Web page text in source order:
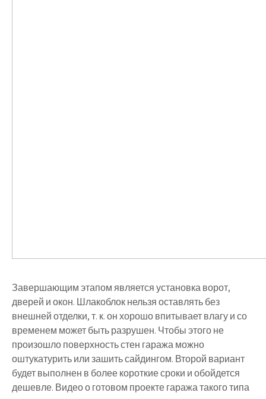
Завершающим этапом является установка ворот,
дверей и окон. Шлакоблок нельзя оставлять без
внешней отделки, т. к. он хорошо впитывает влагу и со
временем может быть разрушен. Чтобы этого не
произошло поверхность стен гаража можно
оштукатурить или зашить сайдингом. Второй вариант
будет выполнен в более короткие сроки и обойдется
дешевле. Видео о готовом проекте гаража такого типа